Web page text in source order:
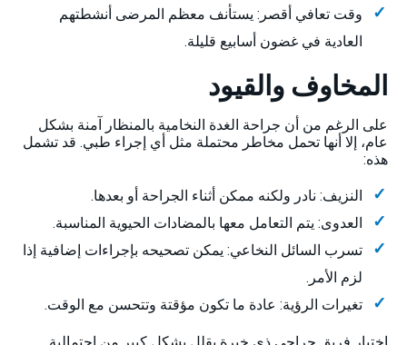
وقت تعافي أقصر: يستأنف معظم المرضى أنشطتهم
العادية في غضون أسابيع قليلة.
المخاوف والقيود
على الرغم من أن جراحة الغدة النخامية بالمنظار آمنة بشكل
عام، إلا أنها تحمل مخاطر محتملة مثل أي إجراء طبي. قد تشمل
هذه:
النزيف: نادر ولكنه ممكن أثناء الجراحة أو بعدها.
العدوى: يتم التعامل معها بالمضادات الحيوية المناسبة.
تسرب السائل النخاعي: يمكن تصحيحه بإجراءات إضافية إذا
لزم الأمر.
تغيرات الرؤية: عادة ما تكون مؤقتة وتتحسن مع الوقت.